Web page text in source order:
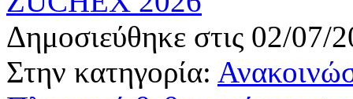
Δημοσιεύθηκε στις 02/07/
Στην κατηγορία: